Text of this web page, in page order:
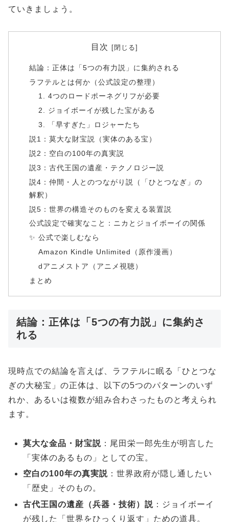
ていきましょう。
目次
結論：正体は「5つの有力説」に集約される
ラフテルとは何か（公式設定の整理）
1. 4つのロードポーネグリフが必要
2. ジョイボーイが残した宝がある
3. 「早すぎた」ロジャーたち
説1：莫大な財宝説（実体のある宝）
説2：空白の100年の真実説
説3：古代王国の遺産・テクノロジー説
説4：仲間・人とのつながり説（「ひとつなぎ」の
解釈）
説5：世界の構造そのものを変える装置説
公式設定で確実なこと：ニカとジョイボーイの関係
✨ 公式で楽しむなら
Amazon Kindle Unlimited（原作漫画）
dアニメストア（アニメ視聴）
まとめ
結論：正体は「5つの有力説」に集約さ
れる
現時点での結論を言えば、ラフテルに眠る「ひとつな
ぎの大秘宝」の正体は、以下の5つのパターンのいず
れか、あるいは複数が組み合わさったものと考えられ
ます。
莫大な金品・財宝説 ：尾田栄一郎先生が明言した
「実体のあるもの」としての宝。
空白の100年の真実説 ：世界政府が隠し通したい
「歴史」そのもの。
古代王国の遺産（兵器・技術）説 ：ジョイボーイ
が残した「世界をひっくり返す」ための道具。